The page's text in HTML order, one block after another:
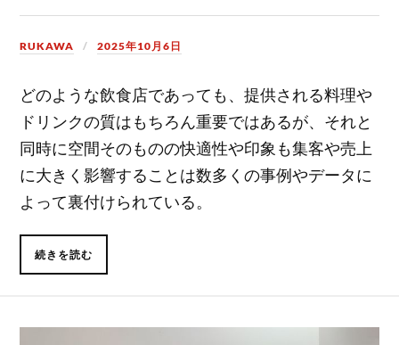
RUKAWA 2025年10月6日
どのような飲食店であっても、提供される料理や
ドリンクの質はもちろん重要ではあるが、それと
同時に空間そのものの快適性や印象も集客や売上
に大きく影響することは数多くの事例やデータに
よって裏付けられている。
続きを読む